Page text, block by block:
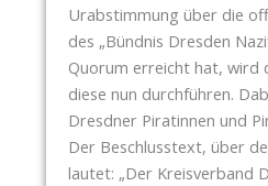
Urabstimmung über die
des „Bündnis Dresden
Quorum erreicht hat, wird
diese nun durchführen.
Dresdner Piratinnen und
Der Beschlusstext, über
lautet: „Der Kreisverband